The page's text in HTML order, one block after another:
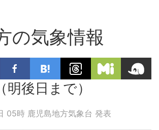
の気象情報
明後日まで）
05時 鹿児島地方気象台 発表